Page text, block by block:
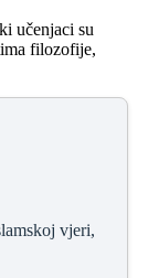
učenjaci su
filozofije,
vjeri,